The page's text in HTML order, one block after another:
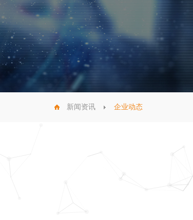
新闻资讯 企业动态